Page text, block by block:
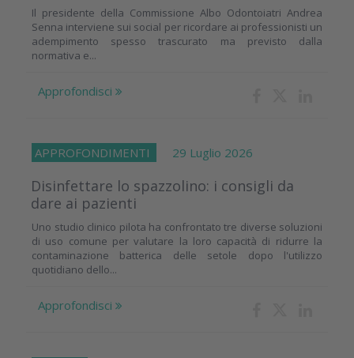
Il presidente della Commissione Albo Odontoiatri Andrea
Senna interviene sui social per ricordare ai professionisti un
adempimento spesso trascurato ma previsto dalla
normativa e...
Approfondisci
APPROFONDIMENTI 29 Luglio 2026
Disinfettare lo spazzolino: i consigli da
dare ai pazienti
Uno studio clinico pilota ha confrontato tre diverse soluzioni
di uso comune per valutare la loro capacità di ridurre la
contaminazione batterica delle setole dopo l'utilizzo
quotidiano dello...
Approfondisci